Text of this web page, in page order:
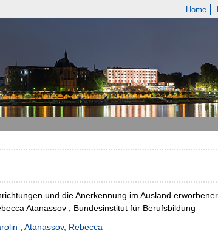
Home
und die Anerkennung im Ausland
Atanassov ; Bundesinstitut für Berufsbildung
; Atanassov, Rebecca